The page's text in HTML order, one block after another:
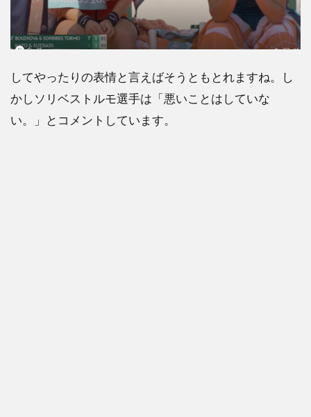
してやったりの表情と言えばそうともとれますね。し
かしソリベストルモ選手は「悪いことはしていな
い。」とコメントしています。